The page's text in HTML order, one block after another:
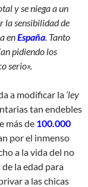
y se niega a un
la sensibilidad de
enEspaña. Tanto
pidiendo los
serio».
a modificar la ‘ley
tan endebles
más de 100.000
por el inmenso
a la vida del no
de la edad para
a las chicas